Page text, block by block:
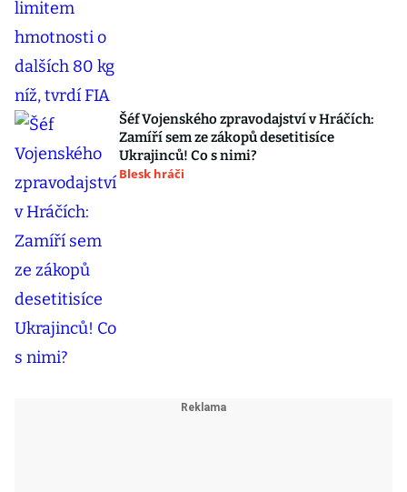
Šéf Vojenského zpravodajství v Hráčích:
Zamíří sem ze zákopů desetitisíce
Ukrajinců! Co s nimi?
Blesk hráči